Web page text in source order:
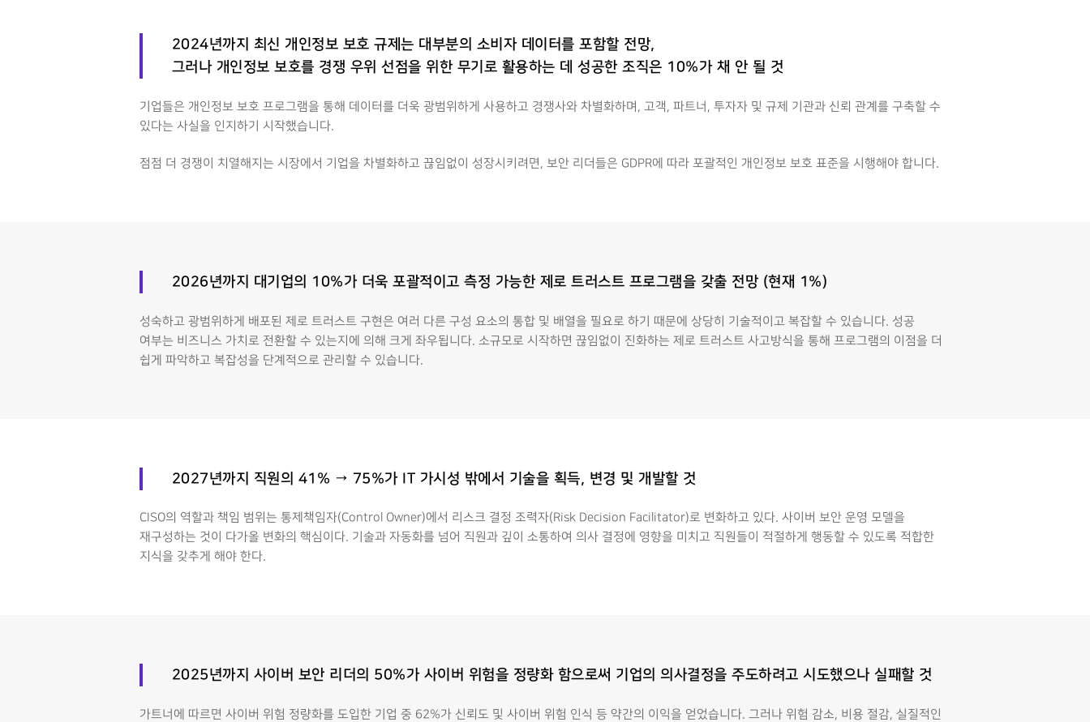
2024년까지 최신 개인정보 보호 규제는 대부분의 소비자 데이터를 포함할 전망,
그러나 개인정보 보호를 경쟁 우위 선점을 위한 무기로 활용하는 데 성공한 조직은 10%가 채 안 될 것
기업들은 개인정보 보호 프로그램을 통해 데이터를 더욱 광범위하게 사용하고 경쟁사와 차별화하며, 고객, 파트너, 투자자 및 규제 기관과 신뢰 관계를 구축할 수
있다는 사실을 인지하기 시작했습니다.
점점 더 경쟁이 치열해지는 시장에서 기업을 차별화하고 끊임없이 성장시키려면, 보안 리더들은 GDPR에 따라 포괄적인 개인정보 보호 표준을 시행해야 합니다.
2026년까지 대기업의 10%가 더욱 포괄적이고 측정 가능한 제로 트러스트 프로그램을 갖출 전망 (현재 1%)
성숙하고 광범위하게 배포된 제로 트러스트 구현은 여러 다른 구성 요소의 통합 및 배열을 필요로 하기 때문에 상당히 기술적이고 복잡할 수 있습니다. 성공
여부는 비즈니스 가치로 전환할 수 있는지에 의해 크게 좌우됩니다. 소규모로 시작하면 끊임없이 진화하는 제로 트러스트 사고방식을 통해 프로그램의 이점을 더
쉽게 파악하고 복잡성을 단계적으로 관리할 수 있습니다.
2027년까지 직원의 41% → 75%가 IT 가시성 밖에서 기술을 획득, 변경 및 개발할 것
CISO의 역할과 책임 범위는 통제책임자(Control Owner)에서 리스크 결정 조력자(Risk Decision Facilitator)로 변화하고 있다. 사이버 보안 운영 모델을
재구성하는 것이 다가올 변화의 핵심이다. 기술과 자동화를 넘어 직원과 깊이 소통하여 의사 결정에 영향을 미치고 직원들이 적절하게 행동할 수 있도록 적합한
지식을 갖추게 해야 한다.
2025년까지 사이버 보안 리더의 50%가 사이버 위험을 정량화 함으로써 기업의 의사결정을 주도하려고 시도했으나 실패할 것
가트너에 따르면 사이버 위험 정량화를 도입한 기업 중 62%가 신뢰도 및 사이버 위험 인식 등 약간의 이익을 얻었습니다. 그러나 위험 감소, 비용 절감, 실질적인